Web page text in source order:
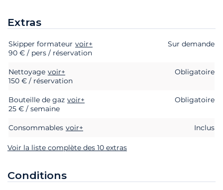
Extras
Extras Statut Prix
Skipper formateur voir+
Sur demande
90 € / pers / réservation
Nettoyage voir+
Obligatoire
150 € / réservation
Bouteille de gaz voir+
Obligatoire
25 € / semaine
Consommables voir+ Inclus
Voir la liste complète des 10 extras
Conditions